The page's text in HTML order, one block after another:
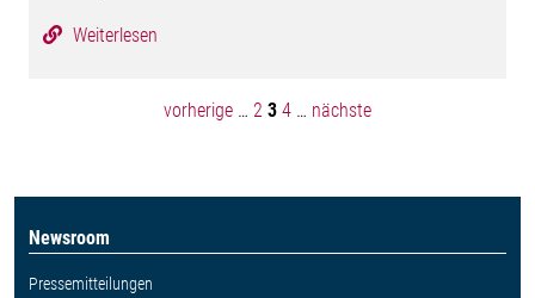
Weiterlesen
vorherige … 2 3 4 … nächste
Newsroom
Pressemitteilungen